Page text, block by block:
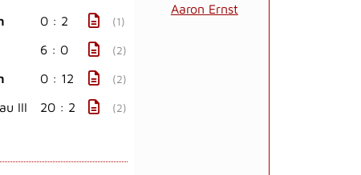
Aaron Ernst
0 : 2 (1)
6 : 0 (2)
0 : 12 (2)
III 20 : 2 (2)